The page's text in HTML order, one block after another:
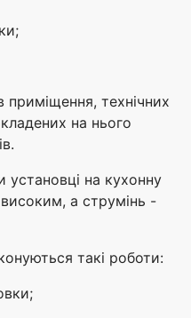
приміщення, технічних
на нього
установці на кухонну
а струмінь -
такі роботи: